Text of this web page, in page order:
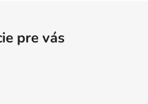
pre vás